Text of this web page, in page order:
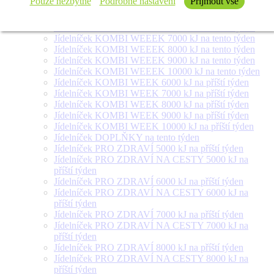
týden
Jídelníček KOMBI WEEEK 7000 kJ na tento týden
Jídelníček KOMBI WEEEK 8000 kJ na tento týden
Jídelníček KOMBI WEEEK 9000 kJ na tento týden
Jídelníček KOMBI WEEEK 10000 kJ na tento týden
Jídelníček KOMBI WEEK 6000 kJ na příští týden
Jídelníček KOMBI WEEK 7000 kJ na příští týden
Jídelníček KOMBI WEEK 8000 kJ na příští týden
Jídelníček KOMBI WEEK 9000 kJ na příští týden
Jídelníček KOMBI WEEK 10000 kJ na příští týden
Jídelníček DOPLŇKY na tento týden
Jídelníček PRO ZDRAVÍ 5000 kJ na příští týden
Jídelníček PRO ZDRAVÍ NA CESTY 5000 kJ na
příští týden
Jídelníček PRO ZDRAVÍ 6000 kJ na příští týden
Jídelníček PRO ZDRAVÍ NA CESTY 6000 kJ na
příští týden
Jídelníček PRO ZDRAVÍ 7000 kJ na příští týden
Jídelníček PRO ZDRAVÍ NA CESTY 7000 kJ na
příští týden
Jídelníček PRO ZDRAVÍ 8000 kJ na příští týden
Jídelníček PRO ZDRAVÍ NA CESTY 8000 kJ na
příští týden